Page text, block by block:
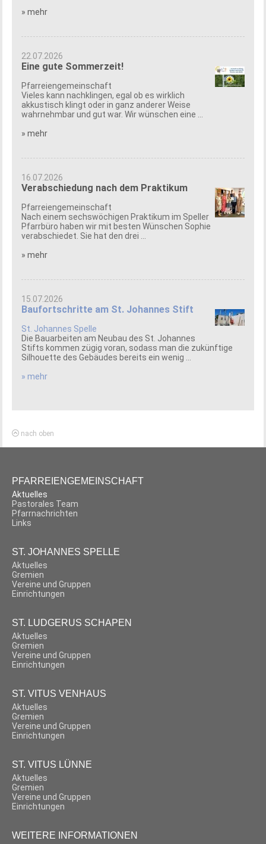
» mehr
22.07.2026
Eine gute Sommerzeit!
Pfarreiengemeinschaft
Vieles kann nachklingen, egal ob es wirklich
akkustisch klingt oder in ganz anderer Weise
wahrnehmbar und gut war. Wir wünschen eine ...
» mehr
16.07.2026
Verabschiedung nach dem Praktikum
Pfarreiengemeinschaft
Nach einem sechswöchigen Praktikum im Speller
Pfarrbüro haben wir mit besten Wünschen Sophie
verabschiedet. Sie hat den drei ...
» mehr
15.07.2026
Baufortschritte am St. Johannes Stift
St. Johannes Spelle
Die Bauarbeiten am Neubau des St. Johannes
Stifts kommen zügig voran, sodass man die zukünftige
Silhouette des Gebäudes bereits ein wenig ...
» mehr
nach oben
PFARREIENGEMEINSCHAFT
Aktuelles
Pastorales Team
Pfarrnachrichten
Links
ST. JOHANNES SPELLE
Aktuelles
Gremien
Vereine und Gruppen
Einrichtungen
ST. LUDGERUS SCHAPEN
Aktuelles
Gremien
Vereine und Gruppen
Einrichtungen
ST. VITUS VENHAUS
Aktuelles
Gremien
Vereine und Gruppen
Einrichtungen
ST. VITUS LÜNNE
Aktuelles
Gremien
Vereine und Gruppen
Einrichtungen
WEITERE INFORMATIONEN